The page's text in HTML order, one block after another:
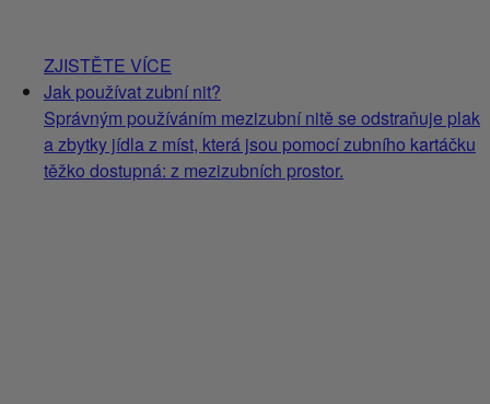
ZJISTĚTE VÍCE
Jak používat zubní nit?
Správným používáním mezizubní nitě se odstraňuje plak
a zbytky jídla z míst, která jsou pomocí zubního kartáčku
těžko dostupná: z mezizubních prostor.